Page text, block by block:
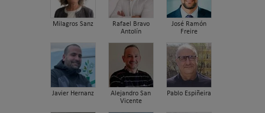
Milagros Sanz
Rafael Bravo
Antolín
José Ramón
Freire
Javier Hernanz
Alejandro San
Vicente
Pablo Espiñeira